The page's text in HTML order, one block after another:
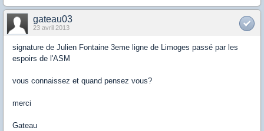
gateau03
23 avril 2013
signature de Julien Fontaine 3eme ligne de Limoges passé par les
espoirs de l'ASM
vous connaissez et quand pensez vous?
merci
Gateau